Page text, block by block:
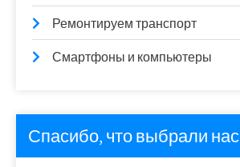
Ремонтируем транспорт
Смартфоны и компьютеры
Спасибо, что выбрали нас